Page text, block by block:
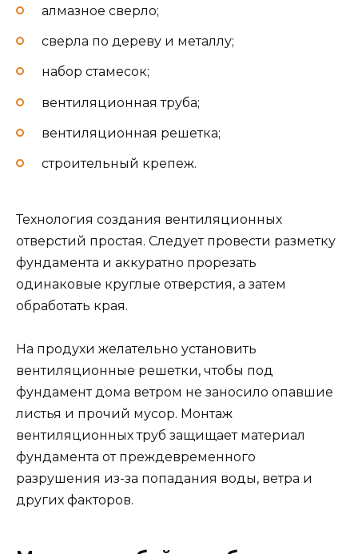
алмазное сверло;
сверла по дереву и металлу;
набор стамесок;
вентиляционная труба;
вентиляционная решетка;
строительный крепеж.
Технология создания вентиляционных
отверстий простая. Следует провести разметку
фундамента и аккуратно прорезать
одинаковые круглые отверстия, а затем
обработать края.
На продухи желательно установить
вентиляционные решетки, чтобы под
фундамент дома ветром не заносило опавшие
листья и прочий мусор. Монтаж
вентиляционных труб защищает материал
фундамента от преждевременного
разрушения из-за попадания воды, ветра и
других факторов.